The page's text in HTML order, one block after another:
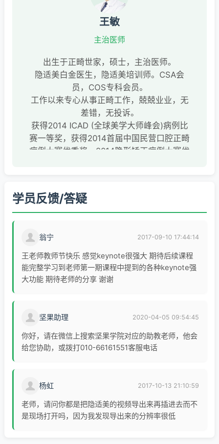
王敏
主治医师
出生于正畸世家，硕士，主治医师。
隐适美白金医生，隐适美培训师。CSA会
员，COS专科会员。
工作以来专心从事正畸工作，兢兢业业，无
差错，无投诉。
获得2014 ICAD (全球美学大师峰会)病例比
赛一等奖，获得2014首届中国民营口腔正畸
病例大赛优秀奖，2014隐形矫正病例大赛优
学员反馈/答疑
翁宁 2017-09-10 17:44:14
王老师教师节快乐 感觉keynote很强大 期待后续课程
能完整学习到老师第一期课程中提到的各种keynote强
大功能 期待老师的分享 谢谢
坚果助理 2020-04-05 09:54:45
你好，请在微信上搜索坚果学院对应的助教老师，他会
给您协助，或拨打010-66161551客服电话
杨虹 2017-10-13 21:10:59
老师，请问你都是把隐适美的视频导出来再插进去而不
是现场打开吗，因为我发现导出来的分辨率很低